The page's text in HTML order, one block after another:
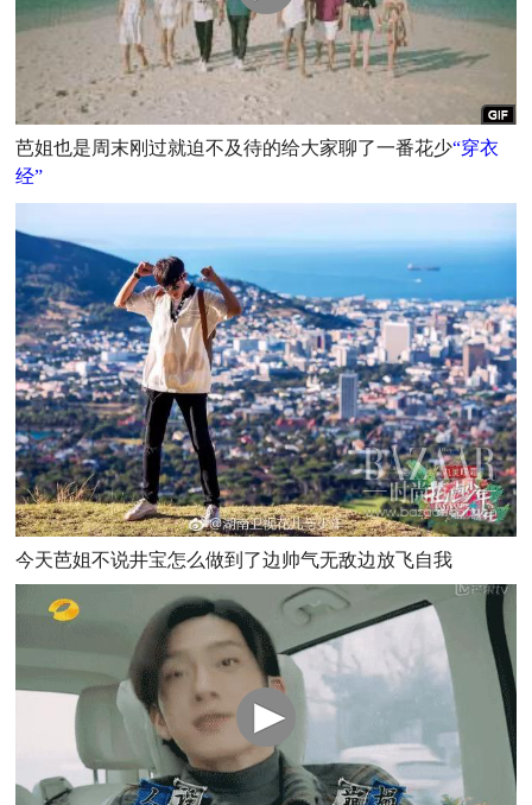
芭姐也是周末刚过就迫不及待的给大家聊了一番花少“穿衣
经”
今天芭姐不说井宝怎么做到了边帅气无敌边放飞自我